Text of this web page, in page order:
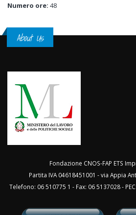
Numero ore: 48
About Us
Fondazione CNOS-FAP ETS
Partita IVA 04618451001 - via Appia
Telefono: 06 510775 1 - Fax: 06 5137028 - PEC: